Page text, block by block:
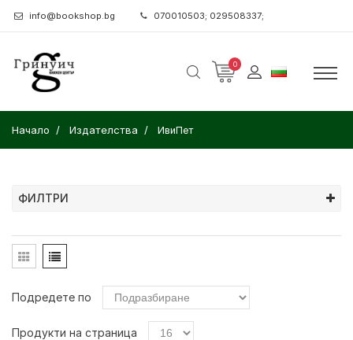
info@bookshop.bg 070010503; 029508337;
0
Начало Издателства ИвиПет
ФИЛТРИ
Подредете по
Продукти на страница